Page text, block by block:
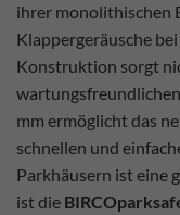
ihrer monolithischen
Klappergeräusche
Konstruktion sorgt
mm ermöglicht das
schnellen und
Parkhäusern ist eine
ist die